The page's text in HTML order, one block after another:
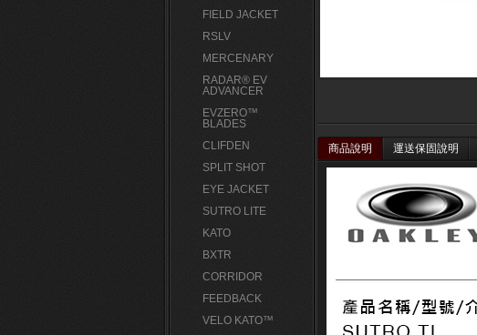
FIELD JACKET
RSLV
MERCENARY
RADAR® EV
ADVANCER
EVZERO™
BLADES
CLIFDEN
SPLIT SHOT
EYE JACKET
SUTRO LITE
KATO
BXTR
CORRIDOR
FEEDBACK
VELO KATO™
商品說明 運送保固說明